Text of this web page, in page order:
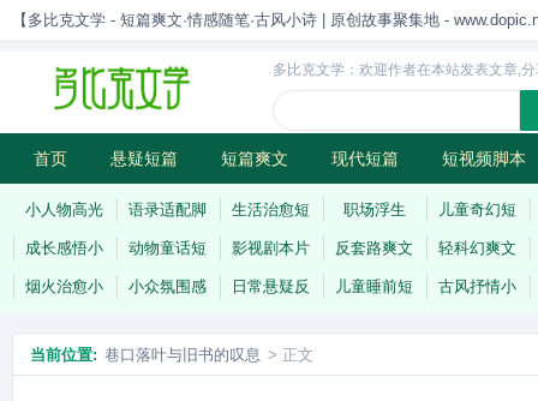
【多比克文学 - 短篇爽文·情感随笔·古风小诗 | 原创故事聚集地 -
多比克文学：欢迎作者在本站发表文章,
首页 悬疑短篇 短篇爽文 现代短篇 短视频脚本
古风小诗 科幻短篇 现代小诗 连载
小人物高光 语录适配脚 生活治愈短 职场浮生 儿童奇幻短
成长感悟小 动物童话短 影视剧本片 反套路爽文 轻科幻爽文
烟火治愈小 小众氛围感 日常悬疑反 儿童睡前短 古风抒情小
当前位置: 巷口落叶与旧书的叹息 > 正文